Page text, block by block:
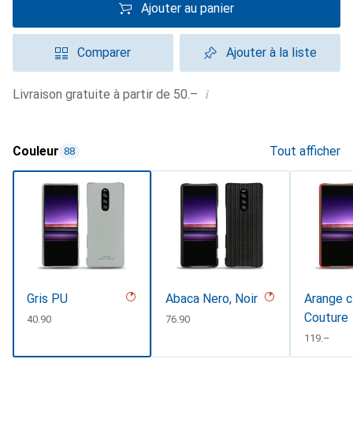
Ajouter au panier
Comparer Ajouter à la liste
Livraison gratuite à partir de 50.– i
Couleur 88 Tout afficher
Gris PU
CHF
40.90
Abaca Nero, Noir
CHF
76.90
Arange
Couture
CHF
119.–